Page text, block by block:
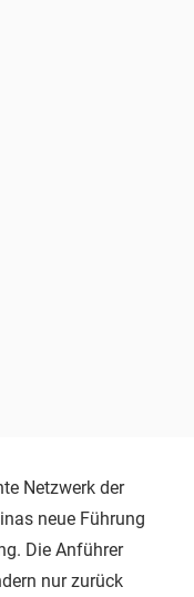
Netzwerk der
neue Führung
Die Anführer
nur zurück